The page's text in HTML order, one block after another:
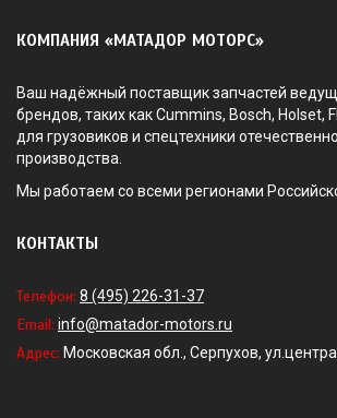
КОМПАНИЯ «МАТАДОР МОТОРС»
Ваш надёжный поставщик запчастей
брендов, таких как Cummins, Bosch, Holset,
для грузовиков и спецтехники
производства.
Мы работаем со всеми регионами
КОНТАКТЫ
Телефон: 8 (495) 226-31-37
Email: info@matador-motors.ru
Адрес: Московская обл., Серпухов,